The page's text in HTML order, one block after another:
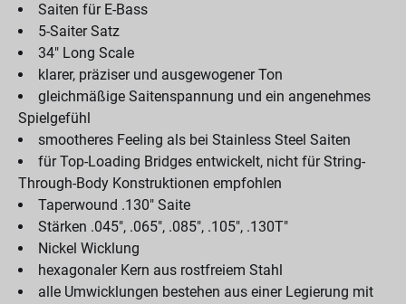
Saiten für E-Bass
5-Saiter Satz
34" Long Scale
klarer, präziser und ausgewogener Ton
gleichmäßige Saitenspannung und ein angenehmes
Spielgefühl
smootheres Feeling als bei Stainless Steel Saiten
für Top-Loading Bridges entwickelt, nicht für String-
Through-Body Konstruktionen empfohlen
Taperwound .130" Saite
Stärken .045", .065", .085", .105", .130T"
Nickel Wicklung
hexagonaler Kern aus rostfreiem Stahl
alle Umwicklungen bestehen aus einer Legierung mit